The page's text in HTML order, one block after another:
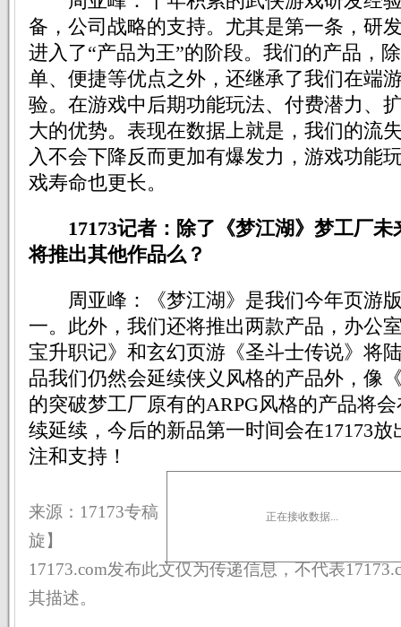
备，公司战略的支持。尤其是第一条，研
进入了“产品为王”的阶段。我们的产品，
单、便捷等优点之外，还继承了我们在端
验。在游戏中后期功能玩法、付费潜力、
大的优势。表现在数据上就是，我们的流
入不会下降反而更加有爆发力，游戏功能
戏寿命也更长。
17173记者：除了《梦江湖》梦工厂
将推出其他作品么？
周亚峰：《梦江湖》是我们今年页游
一。此外，我们还将推出两款产品，办公
宝升职记》和玄幻页游《圣斗士传说》将
品我们仍然会延续侠义风格的产品外，像
的突破梦工厂原有的ARPG风格的产品将
续延续，今后的新品第一时间会在17173
注和支持！
来源：17173专稿 【
旋】
17173.com发布此文仅为传递信息，不代表
其描述。
正在接收数据...